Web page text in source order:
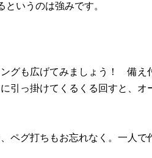
というのは強みです。
グも広げてみましょう！ 備え
引っ掛けてくるくる回すと、オ
ペグ打ちもお忘れなく。一人